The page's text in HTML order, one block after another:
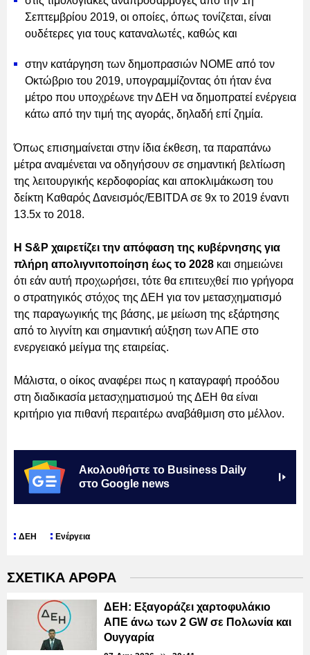
Σεπτεμβρίου 2019, οι οποίες, όπως τονίζεται, είναι
ουδέτερες για τους καταναλωτές, καθώς και
στην κατάργηση των δημοπρασιών ΝΟΜΕ από τον
Οκτώβριο του 2019, υπογραμμίζοντας ότι ήταν ένα
μέτρο που υποχρέωνε την ΔΕΗ να δημοπρατεί ενέργεια
κάτω από την τιμή της αγοράς, δηλαδή επί ζημία.
Όπως επισημαίνεται στην ίδια έκθεση, τα παραπάνω
μέτρα αναμένεται να οδηγήσουν σε σημαντική βελτίωση
της λειτουργικής κερδοφορίας και αποκλιμάκωση του
δείκτη Καθαρός Δανεισμός/EBITDA σε 9x το 2019 έναντι
13.5x το 2018.
Η S&P χαιρετίζει την απόφαση της κυβέρνησης για
πλήρη απολιγνιτοποίηση έως το 2028 και σημειώνει
ότι εάν αυτή προχωρήσει, τότε θα επιτευχθεί πιο γρήγορα
ο στρατηγικός στόχος της ΔΕΗ για τον μετασχηματισμό
της παραγωγικής της βάσης, με μείωση της εξάρτησης
από το λιγνίτη και σημαντική αύξηση των ΑΠΕ στο
ενεργειακό μείγμα της εταιρείας.
Μάλιστα, ο οίκος αναφέρει πως η καταγραφή προόδου
στη διαδικασία μετασχηματισμού της ΔΕΗ θα είναι
κριτήριο για πιθανή περαιτέρω αναβάθμιση στο μέλλον.
Ακολουθήστε το Business Daily
στο Google news
ΔΕΗ Ενέργεια
ΣΧΕΤΙΚΑ ΑΡΘΡΑ
ΔΕΗ: Εξαγοράζει χαρτοφυλάκιο
ΑΠΕ άνω των 2 GW σε Πολωνία και
Ουγγαρία